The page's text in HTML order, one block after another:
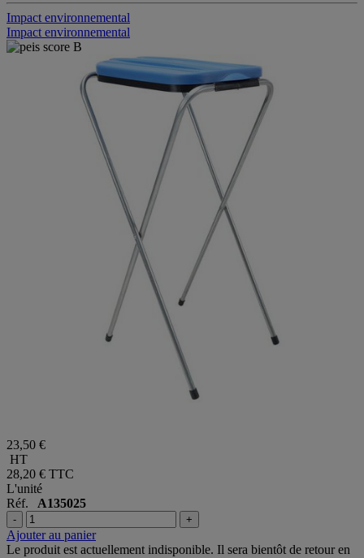
Impact environnemental
Impact environnemental
23,50 €
HT
28,20 € TTC
L'unité
Réf. A135025
- +
Ajouter au panier
Le produit est actuellement indisponible. Il sera bientôt de retour en